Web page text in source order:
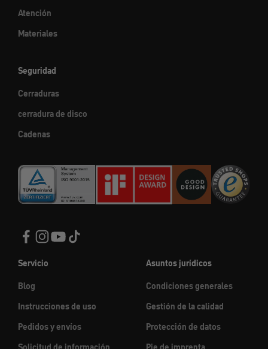
Atención
Materiales
Seguridad
Cerraduras
cerradura de disco
Cadenas
Servicio
Blog
Instrucciones de uso
Pedidos y envíos
Asuntos jurídicos
Condiciones generales
Gestión de la calidad
Protección de datos